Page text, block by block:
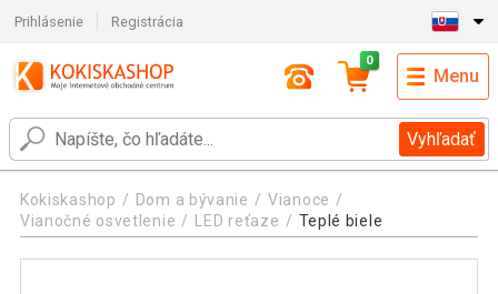
Prihlásenie Registrácia
Vyhľadať
0
Menu
Kokiskashop Dom a bývanie
Vianoce
Vianočné osvetlenie
LED reťaze Teplé biele